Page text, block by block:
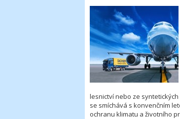
lesnictví nebo ze
se smíchává s konvenčním
ochranu klimatu a životního